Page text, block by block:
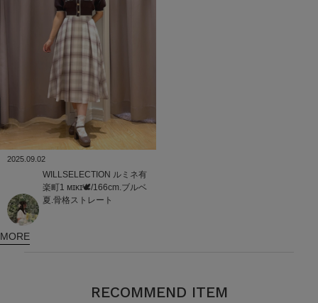
2025.09.02
WILLSELECTION ルミネ有
楽町1 ᴍɪᴋɪ🕊/166cm.ブルベ
夏.骨格ストレート
MORE
RECOMMEND ITEM